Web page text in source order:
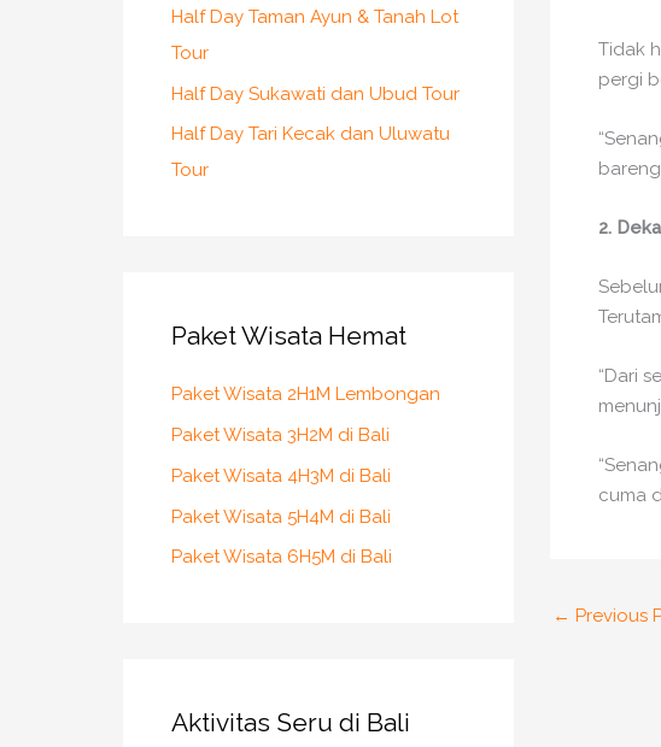
Half Day Taman Ayun & Tanah Lot
Tour
Half Day Sukawati dan Ubud Tour
Half Day Tari Kecak dan Uluwatu
Tour
Paket Wisata Hemat
Paket Wisata 2H1M Lembongan
Paket Wisata 3H2M di Bali
Paket Wisata 4H3M di Bali
Paket Wisata 5H4M di Bali
Paket Wisata 6H5M di Bali
Aktivitas Seru di Bali
Tidak
pergi
2.
“Dari
cuma
← Previous